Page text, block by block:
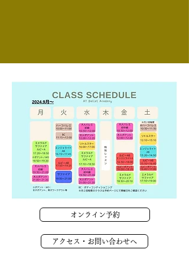
オンライン予約
アクセス・お問い合わせへ